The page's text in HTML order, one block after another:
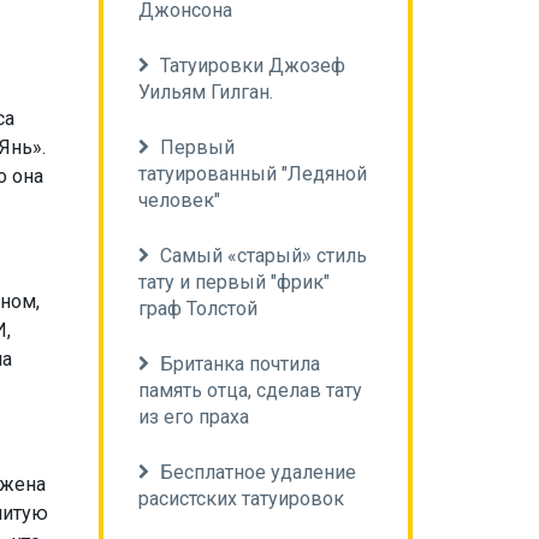
она
Джонсона
Татуировки Джозеф
Уильям Гилган.
Первый
татуированный "Ледяной
человек"
Самый «старый» стиль
тату и первый "фрик"
граф Толстой
Британка почтила
память отца, сделав тату
из его праха
Бесплатное удаление
расистских татуировок